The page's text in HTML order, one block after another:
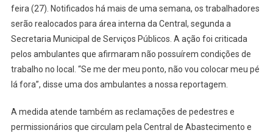
A
SER
RETIRADOS
DOS
ARREDORES
feira (27). Notificados há mais de uma semana, os trabalhadores
serão realocados para área interna da Central, segunda a
Secretaria Municipal de Serviços Públicos. A ação foi criticada
pelos ambulantes que afirmaram não possuírem condições de
trabalho no local. “Se me der meu ponto, não vou colocar meu pé
lá fora”, disse uma dos ambulantes a nossa reportagem.
A medida atende também as reclamações de pedestres e
permissionários que circulam pela Central de Abastecimento e